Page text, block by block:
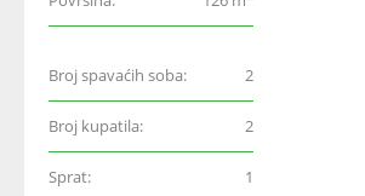
Broj spavaćih soba: 2
Broj kupatila: 2
Sprat: 1